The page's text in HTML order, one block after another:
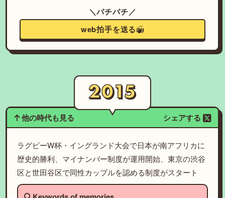
＼パチパチ／
web拍手を送る
他の時代も見る シェアする
ラグビーW杯・イングランド大会で日本が南アフリカに
歴史的勝利、マイナンバー制度が運用開始、東京の渋谷
区と世田谷区で同性カップルを認める制度がスタート